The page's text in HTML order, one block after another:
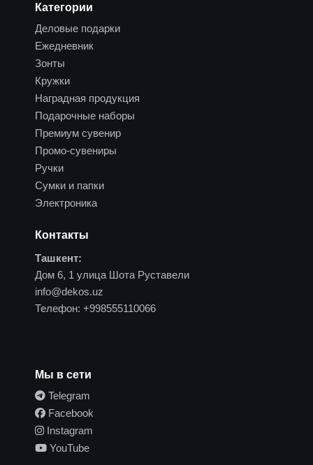
Категории
Деловые подарки
Ежедневник
Зонты
Кружки
Наградная продукция
Подарочные наборы
Премиум сувенир
Промо-сувениры
Ручки
Сумки и папки
Электроника
Контакты
Ташкент:
Дом 6, 1 улица Шота Руставели
info@dekos.uz
Телефон: +998555110066
Мы в сети
Telegram
Facebook
Instagram
YouTube